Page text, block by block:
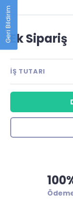
Ek Sipariş
İŞ TUTARI
Geri Bildirim